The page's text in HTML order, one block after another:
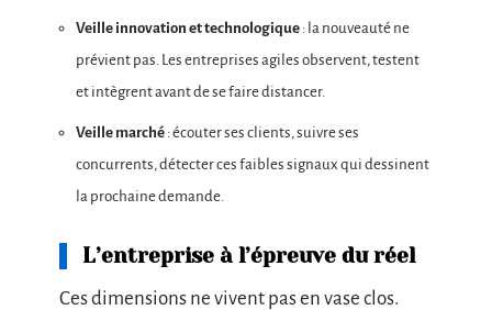
Veille innovation et technologique : la nouveauté ne
prévient pas. Les entreprises agiles observent, testent
et intègrent avant de se faire distancer.
Veille marché : écouter ses clients, suivre ses
concurrents, détecter ces faibles signaux qui dessinent
la prochaine demande.
L’entreprise à l’épreuve du réel
Ces dimensions ne vivent pas en vase clos.